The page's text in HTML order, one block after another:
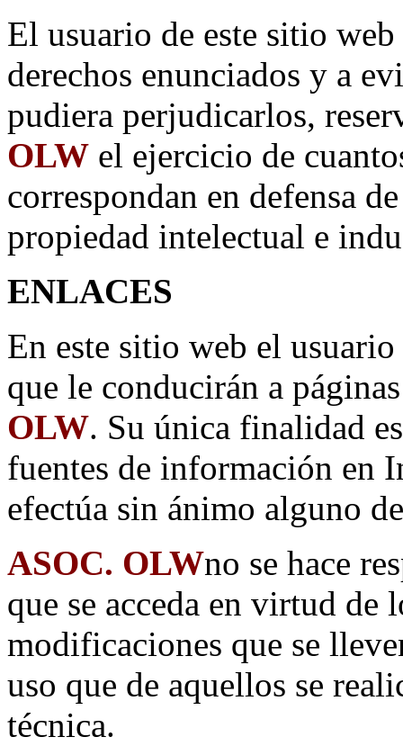
El usuario de este sitio
derechos enunciados y a
pudiera perjudicarlos,
OLW el ejercicio de
correspondan en defensa
propiedad intelectual e
ENLACES
En este sitio web el
que le conducirán a
OLW. Su única finalidad
fuentes de información en
efectúa sin ánimo alguno
ASOC. OLWno se hace
que se acceda en virtud de
modificaciones que se
uso que de aquellos se
técnica.